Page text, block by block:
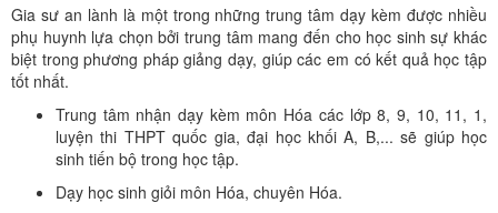
Gia sư an lành là một trong những trung tâm dạy kèm được nhiều
phụ huynh lựa chọn bởi trung tâm mang đến cho học sinh sự khác
biệt trong phương pháp giảng dạy, giúp các em có kết quả học tập
tốt nhất.
Trung tâm nhận dạy kèm môn Hóa các lớp 8, 9, 10, 11, 1,
luyện thi THPT quốc gia, đại học khối A, B,... sẽ giúp học
sinh tiến bộ trong học tập.
Dạy học sinh giỏi môn Hóa, chuyên Hóa.